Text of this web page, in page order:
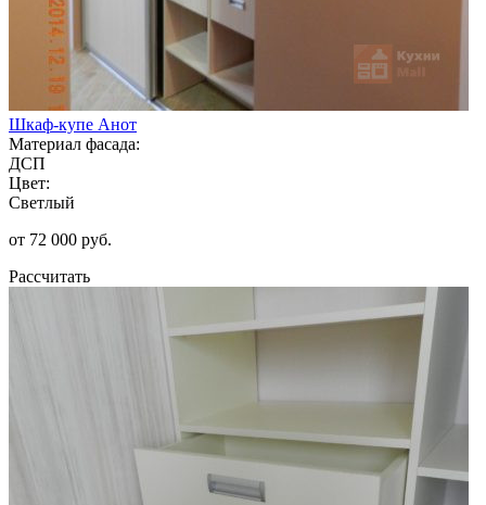
Шкаф-купе Анот
Материал фасада:
ДСП
Цвет:
Светлый
от 72 000 руб.
Рассчитать